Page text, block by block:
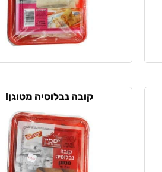
קובה נבלוסיה מטוגן!